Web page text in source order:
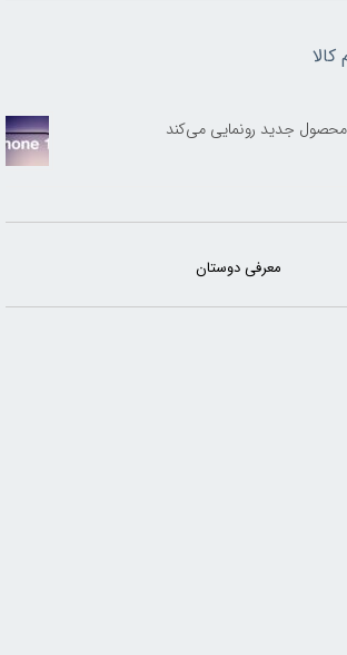
معرفی دوستان